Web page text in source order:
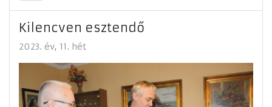
Kilencven esztendő
2023. év 11. hét